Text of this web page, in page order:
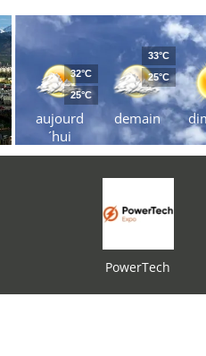
aujourd
´hui
32°C
25°C
demain
33°C
25°C
PowerTech